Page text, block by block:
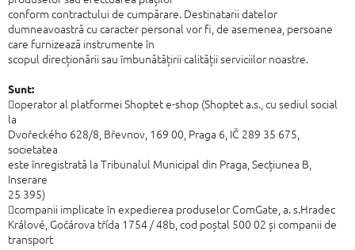
conform contractului de cumpărare. Destinatarii datelor
dumneavoastră cu caracter personal vor fi, de asemenea, persoane
care furnizează instrumente în
scopul direcționării sau îmbunătățirii calității serviciilor noastre.
Sunt:
operator al platformei Shoptet e-shop (Shoptet a.s., cu sediul social
la
Dvořeckého 628/8, Břevnov, 169 00, Praga 6, IČ 289 35 675,
societatea
este înregistrată la Tribunalul Municipal din Praga, Secțiunea B,
Inserare
25 395)
companii implicate în expedierea produselor ComGate, a. s.Hradec
Králové, Gočárova třída 1754 / 48b, cod poștal 500 02 și companii de
transport